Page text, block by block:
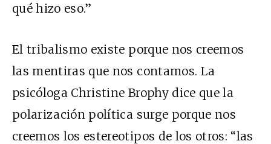
qué hizo eso.”
El tribalismo existe porque nos creemos
las mentiras que nos contamos. La
psicóloga Christine Brophy dice que la
polarización política surge porque nos
creemos los estereotipos de los otros: “las